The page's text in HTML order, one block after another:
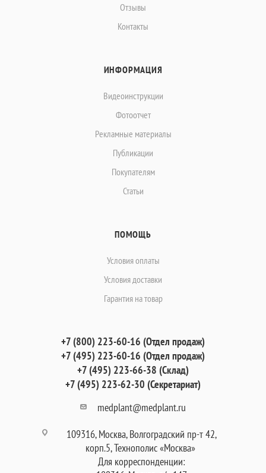
Отзывы
Контакты
ИНФОРМАЦИЯ
Видеоинструкции
Фотоотчет
Рекламные материалы
Публикации
Покупателям
Статьи
ПОМОЩЬ
Условия оплаты
Условия доставки
Гарантия на товар
+7 (800) 223-60-16 (Отдел продаж)
+7 (495) 223-60-16 (Отдел продаж)
+7 (495) 223-66-38 (Склад)
+7 (495) 223-62-30 (Секретариат)
medplant@medplant.ru
109316, Москва, Волгоградский пр-т 42,
корп.5, Технополис «Москва»
Для корреспонденции: